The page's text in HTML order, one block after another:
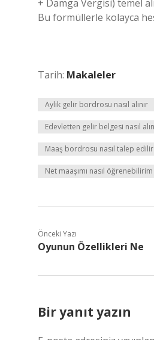
+ Damga Vergisi) temel
Bu formüllerle kolayca
Tarih: Makaleler
Aylık gelir bordrosu nasıl alınır
Edevletten gelir belgesi nasıl
Maaş bordrosu nasıl talep edilir
Net maaşımı nasıl öğrenebilirim
Önceki Yazı
Oyunun Özellikleri Ne
Bir yanıt yazın